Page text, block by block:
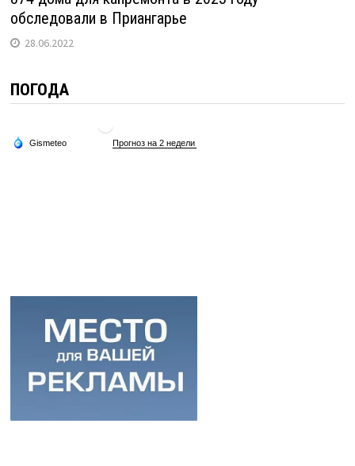
обследовали в Приангарье
28.06.2022
ПОГОДА